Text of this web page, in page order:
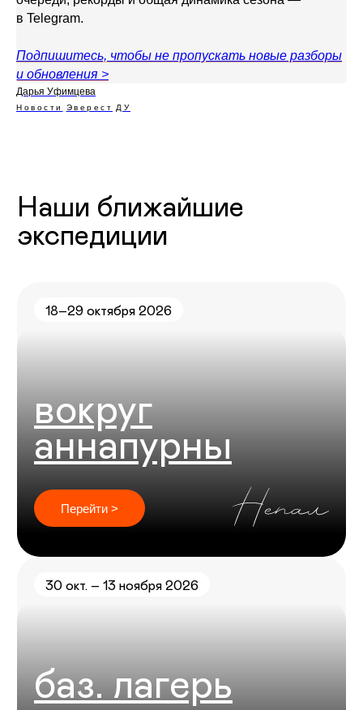
в Telegram.
Подпишитесь, чтобы не пропускать новые разборы
и обновления >
Дарья Уфимцева
Новости Эверест ДУ